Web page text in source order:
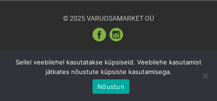
© 2025 VARUOSAMARKET OÜ
Sellel veebilehel kasutatakse küpsiseid. Veebilehe kasutamist
jätkates nõustute küpsiste kasutamisega.
Nõustun